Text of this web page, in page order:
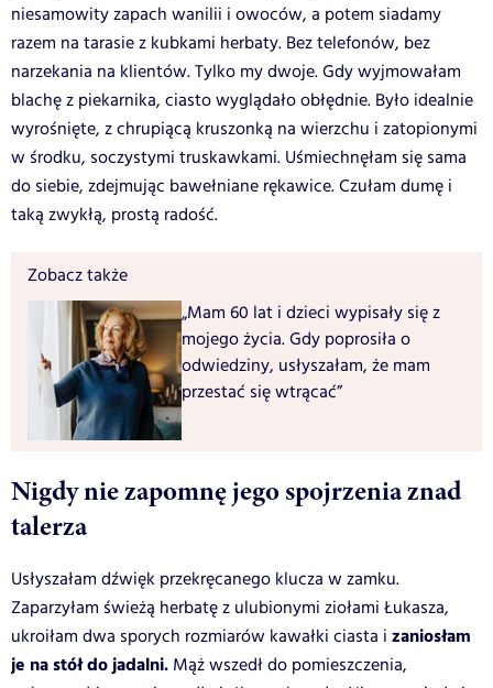
niesamowity zapach wanilii i owoców, a potem siadamy
razem na tarasie z kubkami herbaty. Bez telefonów, bez
narzekania na klientów. Tylko my dwoje. Gdy wyjmowałam
blachę z piekarnika, ciasto wyglądało obłędnie. Było idealnie
wyrośnięte, z chrupiącą kruszonką na wierzchu i zatopionymi
w środku, soczystymi truskawkami. Uśmiechnęłam się sama
do siebie, zdejmując bawełniane rękawice. Czułam dumę i
taką zwykłą, prostą radość.
Zobacz także
„Mam 60 lat i dzieci wypisały się z
mojego życia. Gdy poprosiła o
odwiedziny, usłyszałam, że mam
przestać się wtrącać”
Nigdy nie zapomnę jego spojrzenia znad
talerza
Usłyszałam dźwięk przekręcanego klucza w zamku.
Zaparzyłam świeżą herbatę z ulubionymi ziołami Łukasza,
ukroiłam dwa sporych rozmiarów kawałki ciasta i zaniosłam
je na stół do jadalni. Mąż wszedł do pomieszczenia,